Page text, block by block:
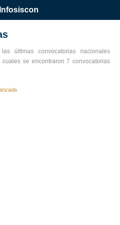
Infosiscon
últimas convocatorias nacionales
se encontraron 7 convocatorias